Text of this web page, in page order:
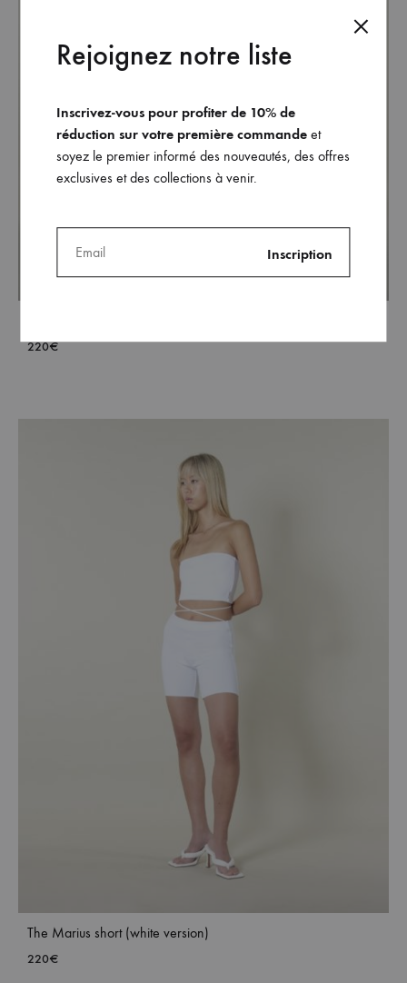
220€
TO
The Marius short (white version)
220€
Rejoignez notre liste
Inscrivez-vous pour profiter de 10% de
réduction sur votre première commande et
soyez le premier informé des nouveautés, des offres
exclusives et des collections à venir.